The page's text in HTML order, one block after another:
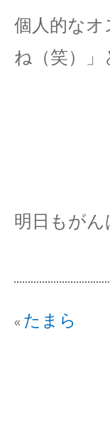
個人的な
ね（笑）
明日もがん
« たまら